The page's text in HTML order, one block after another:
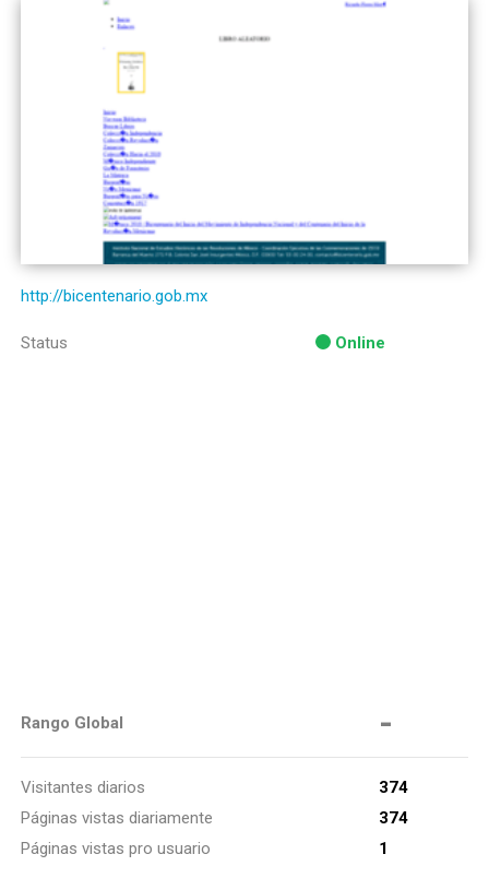
http://bicentenario.gob.mx
Status Online
Rango Global -
Visitantes diarios
374
Páginas vistas diariamente
374
Páginas vistas pro usuario
1